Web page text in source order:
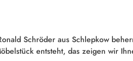
Schröder aus Schlepkow
entsteht, das zeigen wir